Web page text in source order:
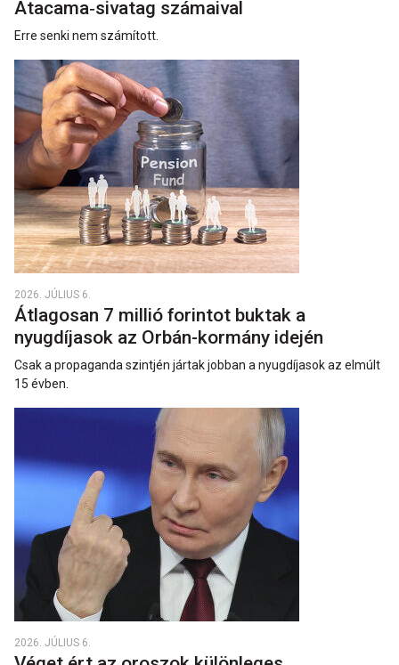
Atacama‑sivatag számaival
Erre senki nem számított.
2026. JÚLIUS 6.
Átlagosan 7 millió forintot buktak a
nyugdíjasok az Orbán-kormány idején
Csak a propaganda szintjén jártak jobban a nyugdíjasok az elmúlt
15 évben.
2026. JÚLIUS 6.